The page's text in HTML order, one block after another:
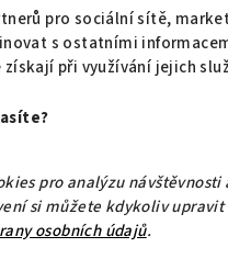
pro sociální sítě,
s ostatními
při využívání jejich
pro analýzu návštěvnosti
si můžete kdykoliv upravit
osobních údajů.
C - rozteč děr 128mm
L - délka 168mm
H - výška 35mm
P - průměr 12mm